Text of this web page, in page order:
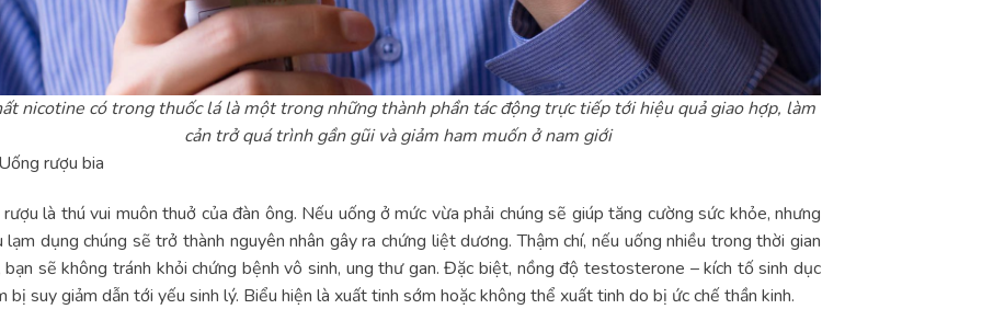
nicotine có trong thuốc lá là một trong những thành phần tác động trực tiếp tới hiệu quả giao hợp, làm
cản trở quá trình gần gũi và giảm ham muốn ở nam giới
Uống rượu bia
rượu là thú vui muôn thuở của đàn ông. Nếu uống ở mức vừa phải chúng sẽ giúp tăng cường sức khỏe, nhưng
lạm dụng chúng sẽ trở thành nguyên nhân gây ra chứng liệt dương. Thậm chí, nếu uống nhiều trong thời gian
bạn sẽ không tránh khỏi chứng bệnh vô sinh, ung thư gan. Đặc biệt, nồng độ testosterone – kích tố sinh dục
bị suy giảm dẫn tới yếu sinh lý. Biểu hiện là xuất tinh sớm hoặc không thể xuất tinh do bị ức chế thần kinh.